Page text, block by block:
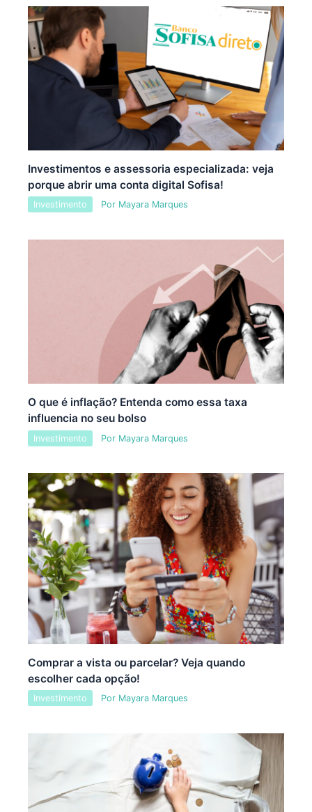
Investimentos e assessoria especializada: veja
porque abrir uma conta digital Sofisa!
Investimento Por Mayara Marques
O que é inflação? Entenda como essa taxa
influencia no seu bolso
Investimento Por Mayara Marques
Comprar a vista ou parcelar? Veja quando
escolher cada opção!
Investimento Por Mayara Marques